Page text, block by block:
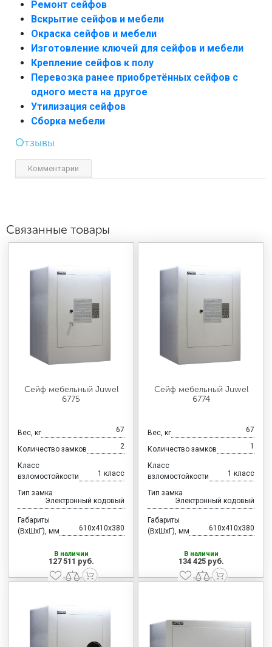
Ремонт сейфов
Вскрытие сейфов и мебели
Окраска сейфов и мебели
Изготовление ключей для сейфов и мебели
Крепление сейфов к полу
Перевозка ранее приобретённых сейфов с
одного места на другое
Утилизация сейфов
Сборка мебели
Отзывы
Комментарии
Связанные товары
Сейф мебельный Juwel
6775
Вес, кг 67
Количество замков 2
Класс
взломостойкости
1 класс
Тип замка
Электронный кодовый
Габариты
(ВхШхГ), мм
610x410x380
В наличии
127 511 руб.
Сейф мебельный Juwel
6774
Вес, кг 67
Количество замков 1
Класс
взломостойкости
1 класс
Тип замка
Электронный кодовый
Габариты
(ВхШхГ), мм
610x410x380
В наличии
134 425 руб.